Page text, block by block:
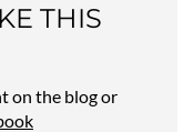
THIS
on the blog or